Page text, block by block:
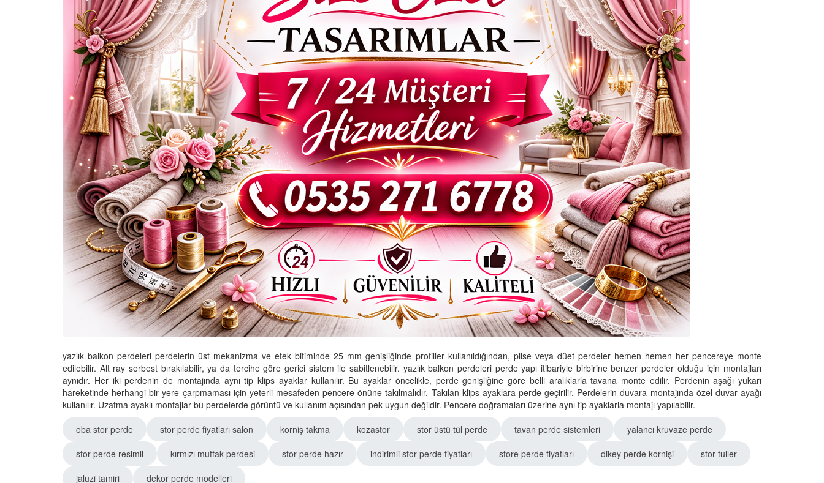
yazlık balkon perdeleri perdelerin üst mekanizma ve etek bitiminde 25 mm genişliğinde profiller kullanıldığından, plise veya düet perdeler hemen hemen her pencereye monte
edilebilir. Alt ray serbest bırakılabilir, ya da tercihe göre gerici sistem ile sabitlenebilir. yazlık balkon perdeleri perde yapı itibariyle birbirine benzer perdeler olduğu için montajları
aynıdır. Her iki perdenin de montajında aynı tip klips ayaklar kullanılır. Bu ayaklar öncelikle, perde genişliğine göre belli aralıklarla tavana monte edilir. Perdenin aşağı yukarı
hareketinde herhangi bir yere çarpmaması için yeterli mesafeden pencere önüne takılmalıdır. Takılan klips ayaklara perde geçirilir. Perdelerin duvara montajında özel duvar ayağı
kullanılır. Uzatma ayaklı montajlar bu perdelerde görüntü ve kullanım açısından pek uygun değildir. Pencere doğramaları üzerine aynı tip ayaklarla montajı yapılabilir.
oba stor perde
stor perde fiyatları salon korniş takma kozastor stor üstü tül perde tavan perde sistemleri
yalancı kruvaze perde
stor perde resimli
kırmızı mutfak perdesi stor perde hazır indirimli stor perde fiyatları store perde fiyatları dikey perde kornişi
stor tuller
jaluzi tamiri
dekor perde modelleri